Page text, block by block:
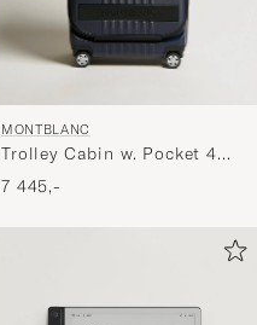
MONTBLANC
Trolley Cabin w. Pocket 4
Wheels Blue
7 445,-